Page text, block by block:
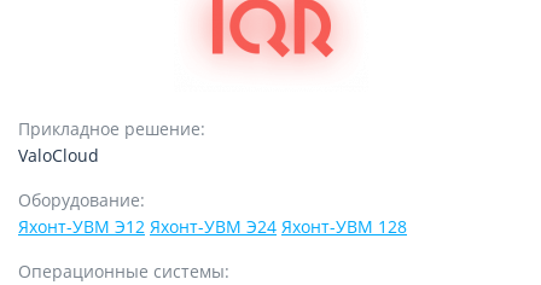
Прикладное решение:
ValoCloud
Оборудование:
Яхонт-УВМ Э12 Яхонт-УВМ Э24 Яхонт-УВМ 128
Операционные системы: